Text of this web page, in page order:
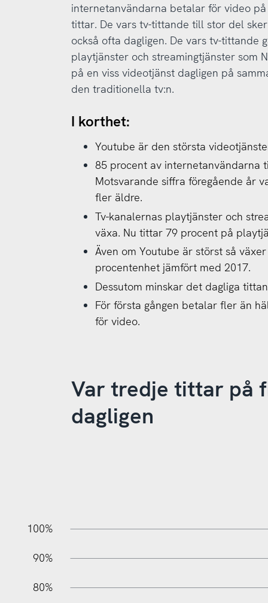
internetanvändarna betalar för video
tittar. De vars tv-tittande till stor del
också ofta dagligen. De vars tv-tittande
playtjänster och streamingtjänster som
på en viss videotjänst dagligen på
den traditionella tv:n.
I korthet:
Youtube är den största
85 procent av internetanvändarna
Motsvarande siffra föregående år
fler äldre.
Tv-kanalernas playtjänster och
växa. Nu tittar 79 procent på
Även om Youtube är störst så
procentenhet jämfört med 2017.
Dessutom minskar det dagliga
För första gången betalar fler än
för video.
Var tredje tittar på
dagligen
100%
90%
80%